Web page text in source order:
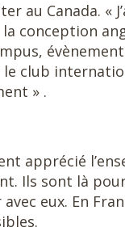
au Canada.
la conception
le club
» .
apprécié
Ils sont là
eux. En